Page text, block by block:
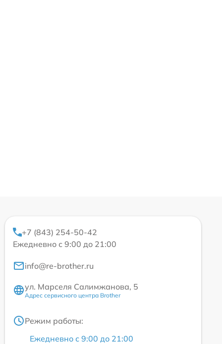
+7 (843) 254-50-42
Ежедневно с 9:00 до 21:00
info@re-brother.ru
ул. Марселя Салимжанова, 5
Адрес сервисного центра Brother
Режим работы:
Ежедневно с 9:00 до 21:00